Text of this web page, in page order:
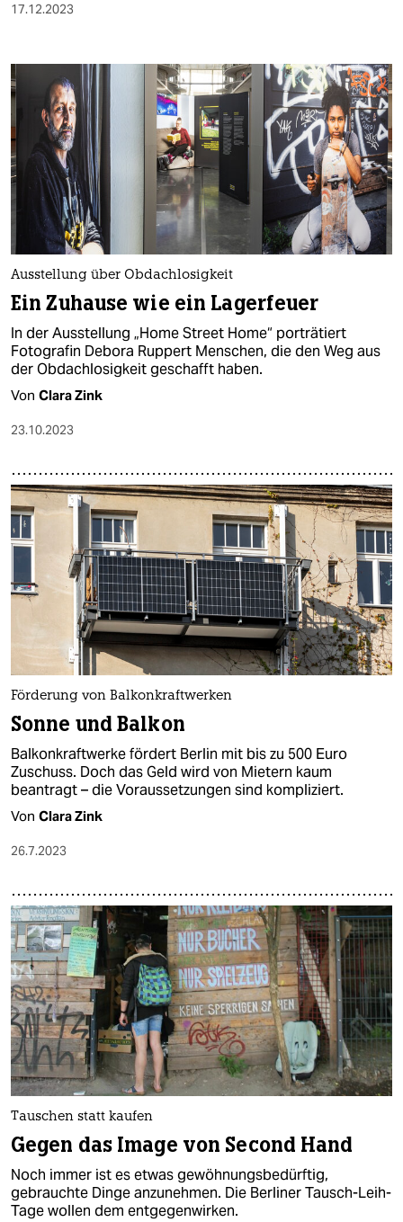
17.12.2023
Ausstellung über Obdachlosigkeit
Ein Zuhause wie ein Lagerfeuer
In der Ausstellung „Home Street Home“ porträtiert
Fotografin Debora Ruppert Menschen, die den Weg aus
der Obdachlosigkeit geschafft haben.
Von Clara Zink
23.10.2023
Förderung von Balkonkraftwerken
Sonne und Balkon
Balkonkraftwerke fördert Berlin mit bis zu 500 Euro
Zuschuss. Doch das Geld wird von Mie­tern kaum
beantragt – die Voraussetzungen sind kompliziert.
Von Clara Zink
26.7.2023
Tauschen statt kaufen
Gegen das Image von Second Hand
Noch immer ist es etwas gewöhnungsbedürftig,
gebrauchte Dinge anzunehmen. Die Berliner Tausch-Leih-
Tage wollen dem entgegenwirken.